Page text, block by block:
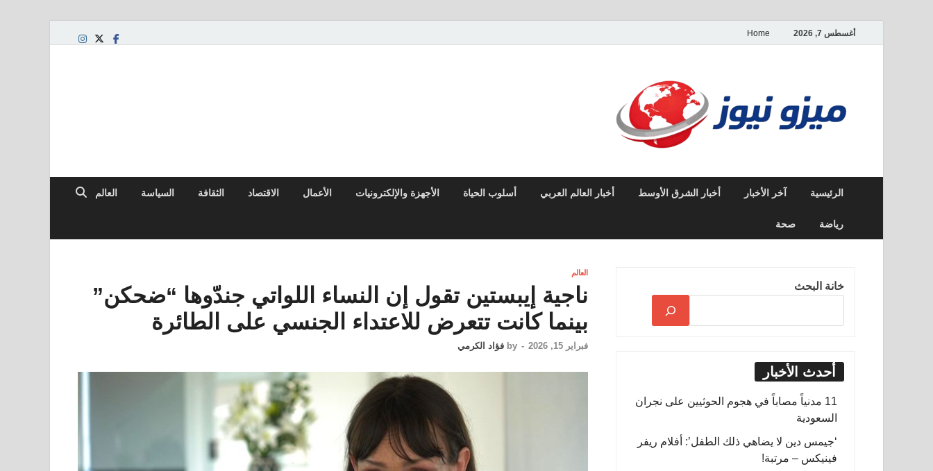
أغسطس 7, 2026 Home
الرئيسية آخر الأخبار أخبار الشرق الأوسط أخبار العالم العربي أسلوب الحياة الأجهزة والإلكترونيات الأعمال الاقتصاد الثقافة السياسة العالم
رياضة صحة
العالم
ناجية إيبستين تقول إن النساء اللواتي جندّوها “ضحكن”
بينما كانت تتعرض للاعتداء الجنسي على الطائرة
فبراير 15, 2026 -
by فؤاد الكرمي
خانة البحث
أحدث الأخبار
11 مدنياً مصاباً في هجوم الحوثيين على نجران
السعودية
‘جيمس دين لا يضاهي ذلك الطفل’: أفلام ريفر
فينيكس – مرتبة!